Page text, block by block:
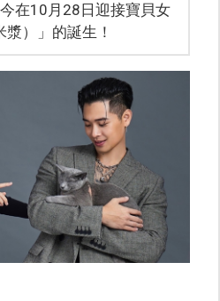
在10月28日迎接寶貝女
）」的誕生！